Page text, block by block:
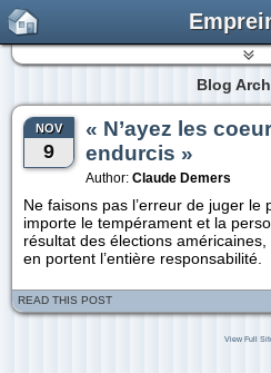
Blog
NOV
9
« N’ayez les
endurcis »
Author: Claude Demers
Ne faisons pas l’erreur de juger le
importe le tempérament et la
résultat des élections
en portent l’entière responsabilité.
READ THIS POST
View Full